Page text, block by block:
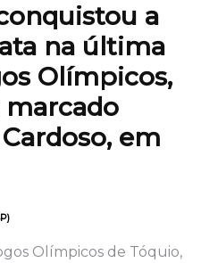
a
na última
Olímpicos,
em
Olímpicos de Tóquio,